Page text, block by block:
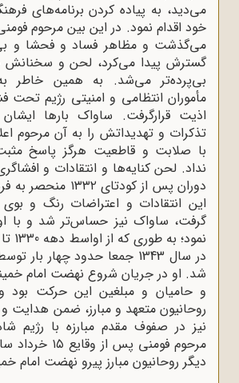
می‌دید، به پیاده کردن برنامه‌های
خود اقدام نمود. در این بین مرحوم
می‌گذشت و مظاهر فساد و فحشا و
گسترش پیدا می‌کرد، لحن و سخنانش
بی‌پرده‌تر می‌شد. به همین خاطر
مأموران انتظامی و امنیتی رژیم تحت
اذیت قرارگرفت. ساواک بارها ایشان
تذکرات و تهدیداتش را به آن مرحوم
با صلابت و قاطعیت هرگز پاسخ
نداد. لحن کنایه‌ها و انتقادات و
دوران پس از کودتای
این انتقادات و اعتراضات رنگ و
‌گرفت، ساواک نیز حساس‌تر شد و با
در سال 1343 جمعا حدود چهار
شد. او در جریان شروع نهضت امام
و حامیان و مبلغین این حرکت
روحانیون متعهد و مبارز، ضمن هدایت
نیز در صفوف مقدم مبارزه با رژیم
دیگر روحانیون مبارز پیرو نهضت امام